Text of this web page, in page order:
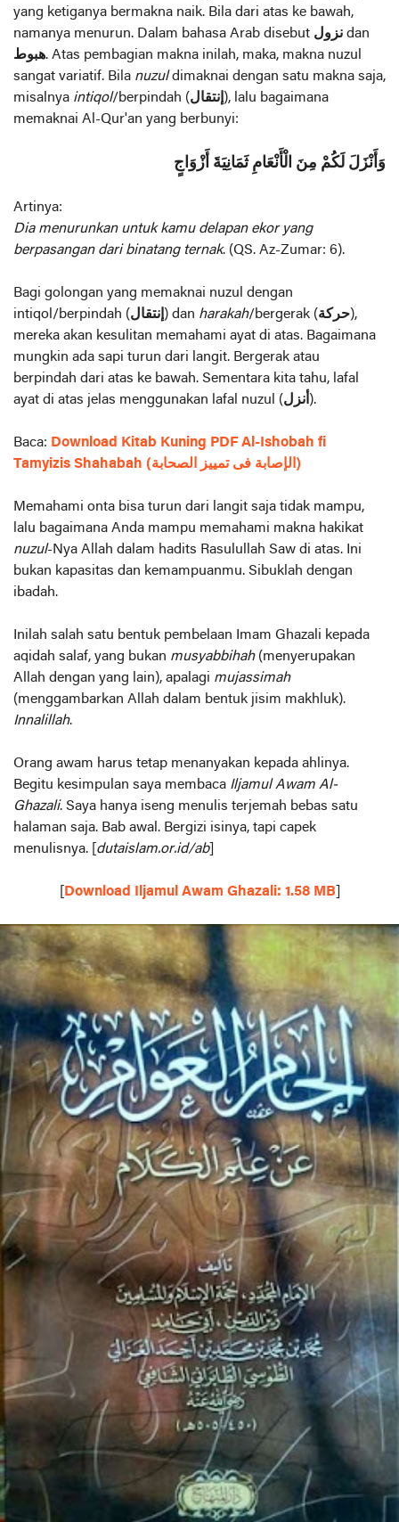
yang ketiganya bermakna naik. Bila dari atas ke bawah,
namanya menurun. Dalam bahasa Arab disebut نزول dan
هبوط. Atas pembagian makna inilah, maka, makna nuzul
sangat variatif. Bila nuzuldimaknai dengan satu makna saja,
misalnya intiqol/berpindah (إنتقال), lalu bagaimana
memaknai Al-Qur'an yang berbunyi:
وَأَنْزَلَ لَكُمْ مِنَ الْأَنْعَامِ ثَمَانِيَةَ أَزْوَاجٍ
Artinya:
Dia menurunkan untuk kamu delapan ekor yang
berpasangan dari binatang ternak. (QS. Az-Zumar: 6).
Bagi golongan yang memaknai nuzul dengan
intiqol/berpindah (إنتقال) dan harakah/bergerak (حركة),
mereka akan kesulitan memahami ayat di atas. Bagaimana
mungkin ada sapi turun dari langit. Bergerak atau
berpindah dari atas ke bawah. Sementara kita tahu, lafal
ayat di atas jelas menggunakan lafal nuzul (أنزل).
Baca: Download Kitab Kuning PDF Al-Ishobah fi
Tamyizis Shahabah (الإصابة فى تمييز الصحابة)
Memahami onta bisa turun dari langit saja tidak mampu,
lalu bagaimana Anda mampu memahami makna hakikat
nuzul-Nya Allah dalam hadits Rasulullah Saw di atas. Ini
bukan kapasitas dan kemampuanmu. Sibuklah dengan
ibadah.
Inilah salah satu bentuk pembelaan Imam Ghazali kepada
aqidah salaf, yang bukan musyabbihah(menyerupakan
Allah dengan yang lain), apalagi mujassimah
(menggambarkan Allah dalam bentuk jisim makhluk).
Innalillah.
Orang awam harus tetap menanyakan kepada ahlinya.
Begitu kesimpulan saya membaca Iljamul Awam Al-
Ghazali. Saya hanya iseng menulis terjemah bebas satu
halaman saja. Bab awal. Bergizi isinya, tapi capek
menulisnya. [ dutaislam.or.id/ab]
Download Iljamul Awam Ghazali: 1.58 MB